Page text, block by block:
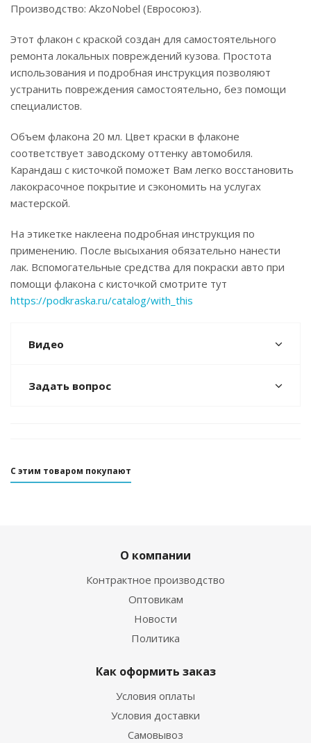
Производство: AkzoNobel (Евросоюз).
Этот флакон с краской создан для самостоятельного
ремонта локальных повреждений кузова. Простота
использования и подробная инструкция позволяют
устранить повреждения самостоятельно, без помощи
специалистов.
Объем флакона 20 мл. Цвет краски в флаконе
соответствует заводскому оттенку автомобиля.
Карандаш с кисточкой поможет Вам легко восстановить
лакокрасочное покрытие и сэкономить на услугах
мастерской.
На этикетке наклеена подробная инструкция по
применению. После высыхания обязательно нанести
лак. Вспомогательные средства для покраски авто при
помощи флакона с кисточкой смотрите тут
https://podkraska.ru/catalog/with_this
Видео
Задать вопрос
С этим товаром покупают
О компании
Контрактное производство
Оптовикам
Новости
Политика
Как оформить заказ
Условия оплаты
Условия доставки
Самовывоз